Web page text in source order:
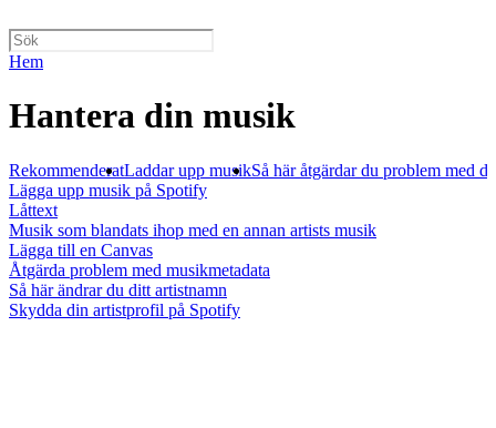
Hem
Hantera din musik
RekommenderatLaddar upp musikSå här åtgärdar du problem med
Lägga upp musik på Spotify
Låttext
Musik som blandats ihop med en annan artists musik
Lägga till en Canvas
Åtgärda problem med musikmetadata
Så här ändrar du ditt artistnamn
Skydda din artistprofil på Spotify